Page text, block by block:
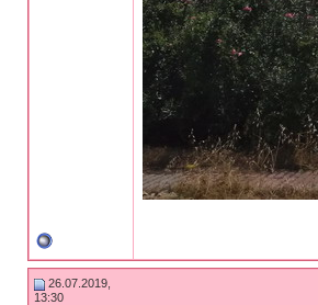
26.07.2019,
13:30